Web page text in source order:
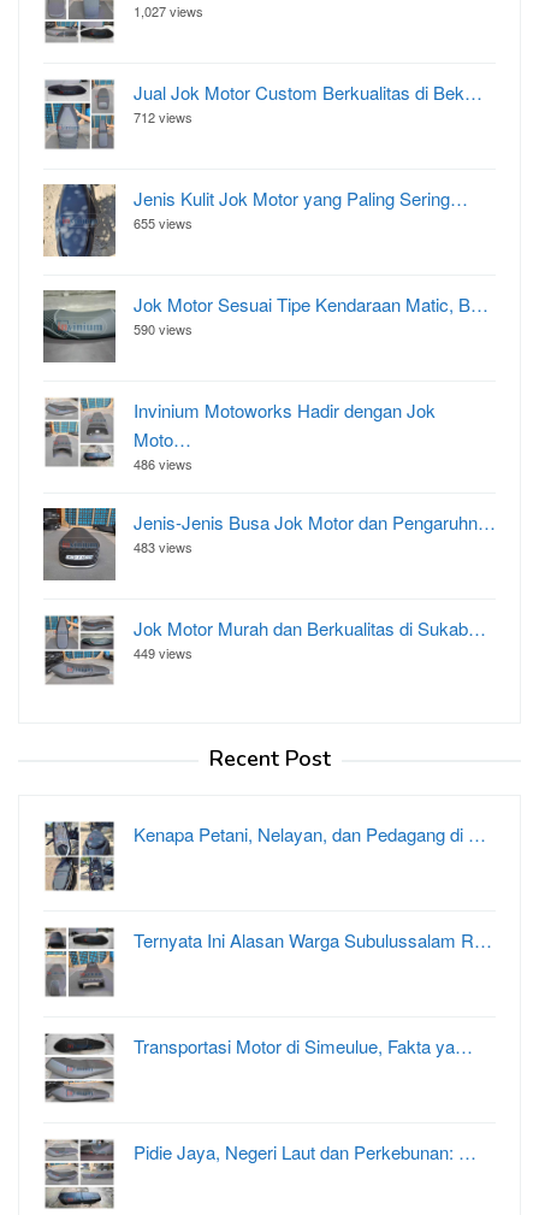
1,027 views
Jual Jok Motor Custom Berkualitas di Bek…
712 views
Jenis Kulit Jok Motor yang Paling Sering…
655 views
Jok Motor Sesuai Tipe Kendaraan Matic, B…
590 views
Invinium Motoworks Hadir dengan Jok
Moto…
486 views
Jenis-Jenis Busa Jok Motor dan Pengaruhn…
483 views
Jok Motor Murah dan Berkualitas di Sukab…
449 views
Recent Post
Kenapa Petani, Nelayan, dan Pedagang di …
Ternyata Ini Alasan Warga Subulussalam R…
Transportasi Motor di Simeulue, Fakta ya…
Pidie Jaya, Negeri Laut dan Perkebunan: …